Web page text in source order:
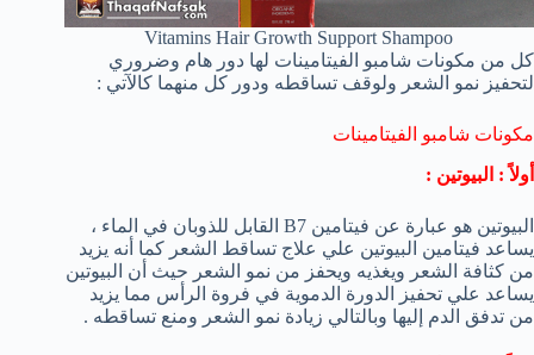
Vitamins Hair Growth Support Shampoo
كل من مكونات شامبو الفيتامينات لها دور هام وضروري
لتحفيز نمو الشعر ولوقف تساقطه ودور كل منهما كالآتي :
مكونات شامبو الفيتامينات
أولاً : البيوتين :
البيوتين هو عبارة عن فيتامين B7 القابل للذوبان في الماء ،
يساعد فيتامين البيوتين علي علاج تساقط الشعر كما أنه يزيد
من كثافة الشعر ويغذيه ويحفز من نمو الشعر حيث أن البيوتين
يساعد علي تحفيز الدورة الدموية في فروة الرأس مما يزيد
من تدفق الدم إليها وبالتالي زيادة نمو الشعر ومنع تساقطه .